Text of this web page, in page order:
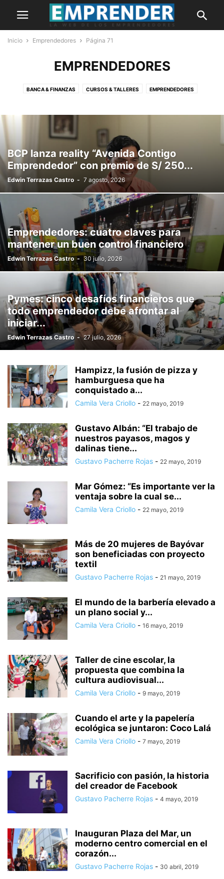
Inicio Emprendedores Página 71
EMPRENDEDORES
BANCA & FINANZAS CURSOS & TALLERES EMPRENDEDORES
NOTICIAS OPINIÓN PORTADA
BCP lanza reality “Avenida Contigo
Emprendedor” con premio de S/ 250...
Edwin Terrazas Castro - 7 agosto, 2026
Emprendedores: cuatro claves para
mantener un buen control financiero
Edwin Terrazas Castro - 30 julio, 2026
Pymes: cinco desafíos financieros que
todo emprendedor debe afrontar al
iniciar...
Edwin Terrazas Castro - 27 julio, 2026
Hampizz, la fusión de pizza y
hamburguesa que ha
conquistado a...
Camila Vera Criollo - 22 mayo, 2019
Gustavo Albán: “El trabajo de
nuestros payasos, magos y
dalinas tiene...
Gustavo Pacherre Rojas - 22 mayo, 2019
Mar Gómez: “Es importante ver la
ventaja sobre la cual se...
Camila Vera Criollo - 22 mayo, 2019
Más de 20 mujeres de Bayóvar
son beneficiadas con proyecto
textil
Gustavo Pacherre Rojas - 21 mayo, 2019
El mundo de la barbería elevado a
un plano social y...
Camila Vera Criollo - 16 mayo, 2019
Taller de cine escolar, la
propuesta que combina la
cultura audiovisual...
Camila Vera Criollo - 9 mayo, 2019
Cuando el arte y la papelería
ecológica se juntaron: Coco Lalá
Camila Vera Criollo - 7 mayo, 2019
Sacrificio con pasión, la historia
del creador de Facebook
Gustavo Pacherre Rojas - 4 mayo, 2019
Inauguran Plaza del Mar, un
moderno centro comercial en el
corazón...
Gustavo Pacherre Rojas - 30 abril, 2019